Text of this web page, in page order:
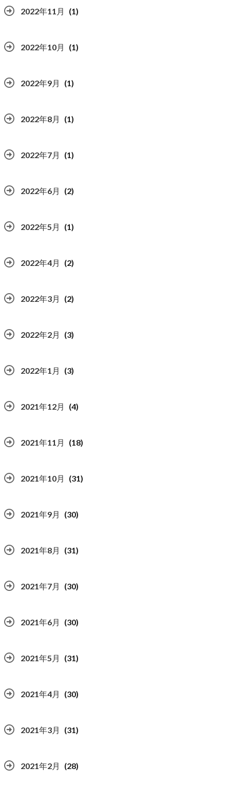
2022年11月 (1)
2022年10月 (1)
2022年9月 (1)
2022年8月 (1)
2022年7月 (1)
2022年6月 (2)
2022年5月 (1)
2022年4月 (2)
2022年3月 (2)
2022年2月 (3)
2022年1月 (3)
2021年12月 (4)
2021年11月 (18)
2021年10月 (31)
2021年9月 (30)
2021年8月 (31)
2021年7月 (30)
2021年6月 (30)
2021年5月 (31)
2021年4月 (30)
2021年3月 (31)
2021年2月 (28)